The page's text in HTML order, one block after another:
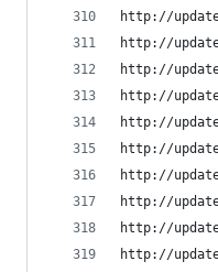
http://
http://
http://
http://
http://
http://
http://
http://
http://
http://